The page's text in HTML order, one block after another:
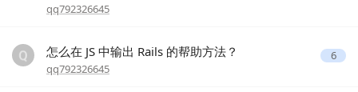
qq792326645
怎么在 JS 中输出 Rails 的帮助方法？
qq792326645
6